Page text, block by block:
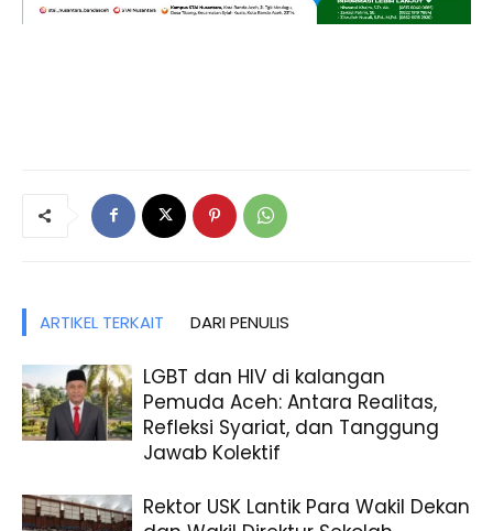
ARTIKEL TERKAIT DARI PENULIS
LGBT dan HIV di kalangan
Pemuda Aceh: Antara Realitas,
Refleksi Syariat, dan Tanggung
Jawab Kolektif
Rektor USK Lantik Para Wakil Dekan